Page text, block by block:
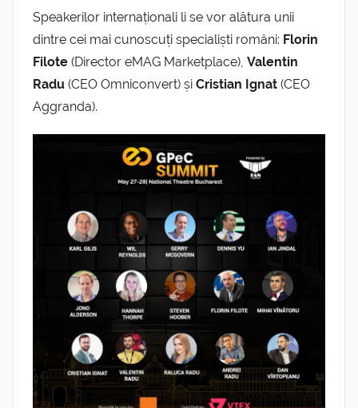
Speakerilor internaționali li se vor alătura unii
dintre cei mai cunoscuți specialiști români: Florin
Filote (Director eMAG Marketplace), Valentin
Radu (CEO Omniconvert) și Cristian Ignat (CEO
Aggranda).